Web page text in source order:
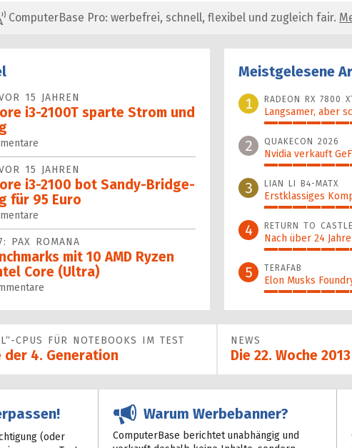
ComputerBase Pro: werbefrei, schnell, flexibel und zugleich fair.
15 JAHREN
i3-2100T sparte Strom und
15 JAHREN
i3-2100 bot Sandy-Bridge-
für 95 Euro
PAX ROMANA
mit 10 AMD Ryzen
Core (Ultra)
Meistgelesene
1
RADEON RX 7800
Langsamer, aber
100%
2 QUAKECON 2026
Nvidia verkauft
52%
3 LIAN LI B4-MATX
Erstklassiges
48%
4 RETURN TO
Nach über 24
42%
5 TERAFAB
Elon Musks
37%
CPUS FÜR NOTEBOOKS IM TEST
der 4. Generation
NEWS
Die 22. Woche
(oder
Warum Werbebanner?
ComputerBase berichtet unabhängig und